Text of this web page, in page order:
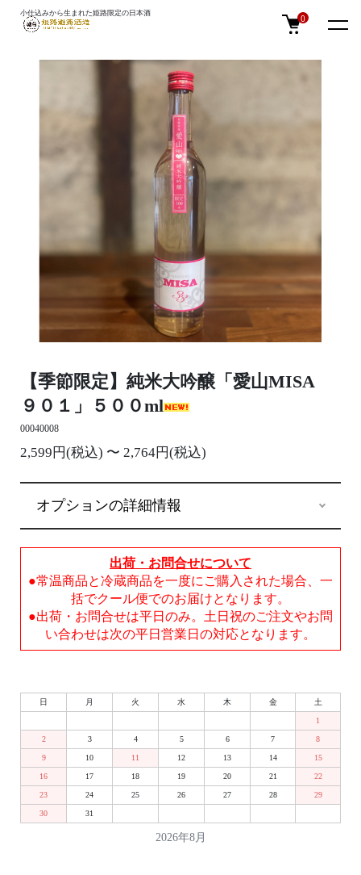
小仕込みから生まれた姫路限定の日本酒 0
TOP 季節限定
【季節限定】純米大吟醸「愛山MISA
９０１」５００ml
00040008
2,599円(税込) 〜 2,764円(税込)
オプションの詳細情報
出荷・お問合せについて
●常温商品と冷蔵商品を一度にご購入された場合、一
括でクール便でのお届けとなります。
●出荷・お問合せは平日のみ。土日祝のご注文やお問
い合わせは次の平日営業日の対応となります。
2026年8月
日 月 火 水 木 金 土
1
2 3 4 5 6 7 8
9 10 11 12 13 14 15
16 17 18 19 20 21 22
23 24 25 26 27 28 29
30 31